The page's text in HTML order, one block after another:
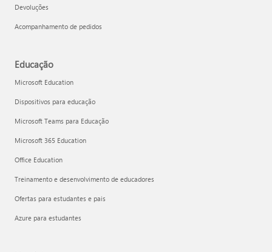
Devoluções
Acompanhamento de pedidos
Educação
Microsoft Education
Dispositivos para educação
Microsoft Teams para Educação
Microsoft 365 Education
Office Education
Treinamento e desenvolvimento de educadores
Ofertas para estudantes e pais
Azure para estudantes